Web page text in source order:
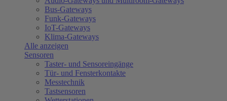
Bus-Gateways
Funk-Gateways
IoT-Gateways
Klima-Gateways
Alle anzeigen
Sensoren
Taster- und Sensoreingänge
Tür- und Fensterkontakte
Messtechnik
Tastsensoren